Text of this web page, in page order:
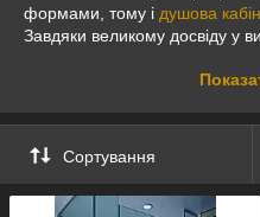
формами, тому і душова
Завдяки великому досвіду у
складності і зробити для вас
Виготовлення
нестандартної
Сортування